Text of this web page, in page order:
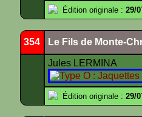
Édition originale : 29/
354 Le Fils de Monte-
Jules LERMINA
Édition originale : 29/